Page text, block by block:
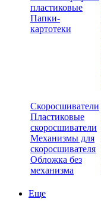
пластиковые
Папки-
картотеки
Скоросшиватели
Пластиковые
скоросшиватели
Механизмы для
скоросшивателя
Обложка без
механизма
Еще